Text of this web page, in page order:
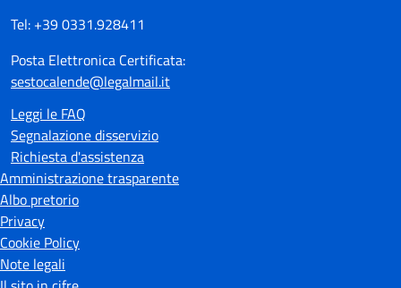
Tel: +39 0331.928411
Posta Elettronica Certificata:
sestocalende@legalmail.it
Leggi le FAQ
Segnalazione disservizio
Richiesta d'assistenza
Amministrazione trasparente
Albo pretorio
Privacy
Cookie Policy
Note legali